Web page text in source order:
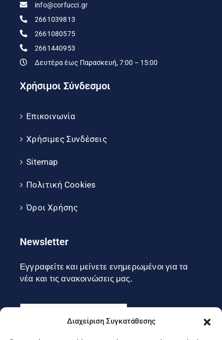
Διαχείριση Συγκατάθεσης
info@corfucci.gr
2661039813
2661080575
2661440953
Δευτέρα έως Παρασκευή, 7:00 – 15:00
Χρήσιμοι Σύνδεσμοι
Επικοινωνία
Χρήσιμες Συνδέσεις
Sitemap
Πολιτική Cookies
Όροι Χρήσης
Newsletter
Εγγραφείτε και μείνετε ενημερωμένοι για τα
νέα και τις ανακοινώσεις μας.